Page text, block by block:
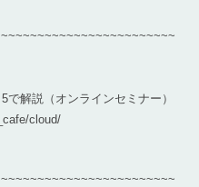
解説（オンラインセミナー）
cloud/